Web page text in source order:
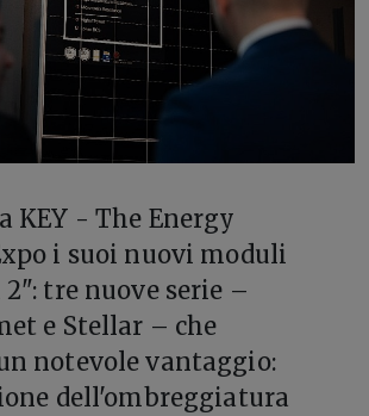
KEY - The Energy
i suoi nuovi moduli
tre nuove serie –
e Stellar – che
notevole vantaggio:
dell'ombreggiatura